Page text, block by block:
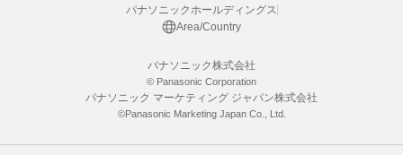
パナソニックホールディングス
Area/Country
パナソニック株式会社
© Panasonic Corporation
パナソニック マーケティング ジャパン株式会社
©Panasonic Marketing Japan Co., Ltd.